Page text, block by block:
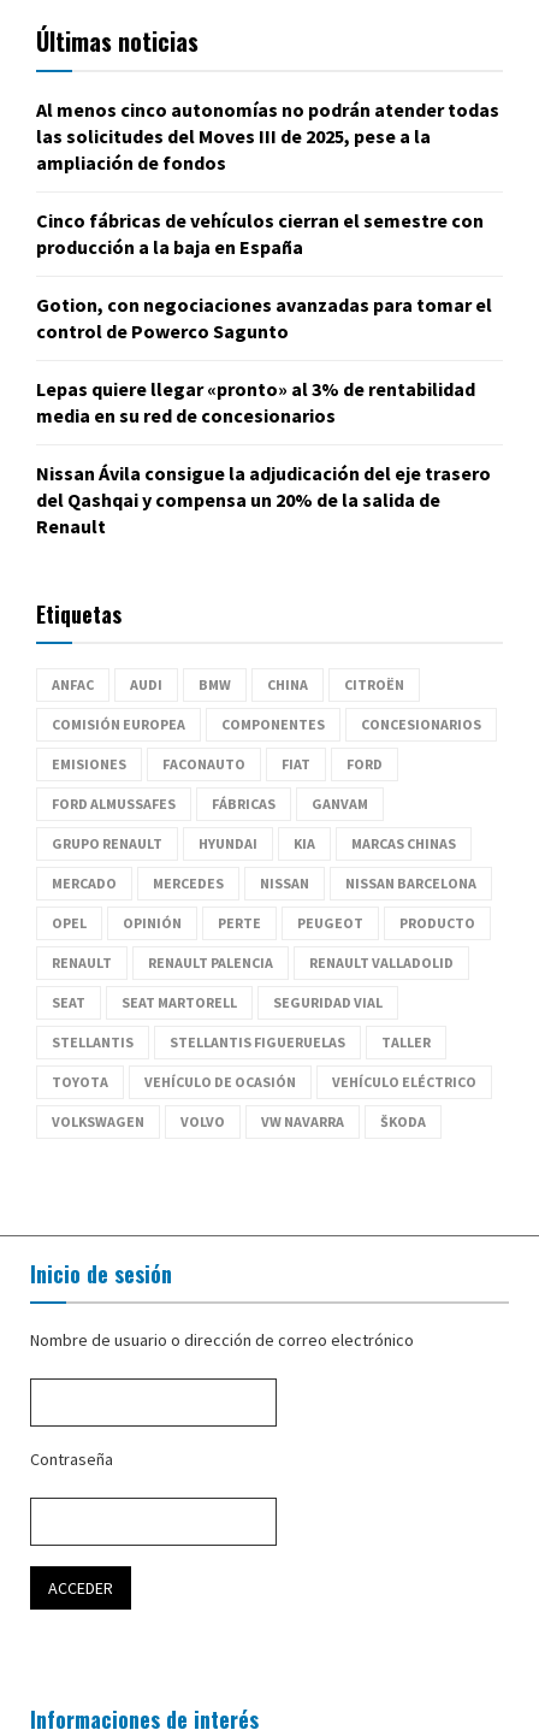
Últimas noticias
Al menos cinco autonomías no podrán atender todas
las solicitudes del Moves III de 2025, pese a la
ampliación de fondos
Cinco fábricas de vehículos cierran el semestre con
producción a la baja en España
Gotion, con negociaciones avanzadas para tomar el
control de Powerco Sagunto
Lepas quiere llegar «pronto» al 3% de rentabilidad
media en su red de concesionarios
Nissan Ávila consigue la adjudicación del eje trasero
del Qashqai y compensa un 20% de la salida de
Renault
Etiquetas
ANFAC AUDI BMW CHINA CITROËN
COMISIÓN EUROPEA COMPONENTES CONCESIONARIOS
EMISIONES FACONAUTO FIAT FORD
FORD ALMUSSAFES FÁBRICAS GANVAM
GRUPO RENAULT HYUNDAI KIA MARCAS CHINAS
MERCADO MERCEDES NISSAN NISSAN BARCELONA
OPEL OPINIÓN PERTE PEUGEOT PRODUCTO
RENAULT RENAULT PALENCIA RENAULT VALLADOLID
SEAT SEAT MARTORELL SEGURIDAD VIAL
STELLANTIS STELLANTIS FIGUERUELAS TALLER
TOYOTA VEHÍCULO DE OCASIÓN VEHÍCULO ELÉCTRICO
VOLKSWAGEN VOLVO VW NAVARRA ŠKODA
Inicio de sesión
Nombre de usuario o dirección de correo electrónico
Contraseña
Informaciones de interés